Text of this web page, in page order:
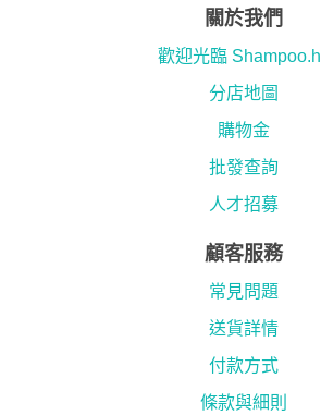
關於我們
歡迎光臨
分店地圖
購物金
批發查詢
人才招募
顧客服務
常見問題
送貨詳情
付款方式
條款與細則